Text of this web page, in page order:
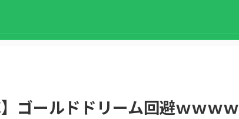
】ゴールドドリーム回避ｗｗｗｗ